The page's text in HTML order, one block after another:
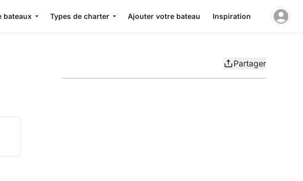
bateaux Types de charter Ajouter votre bateau Inspiration
Partager